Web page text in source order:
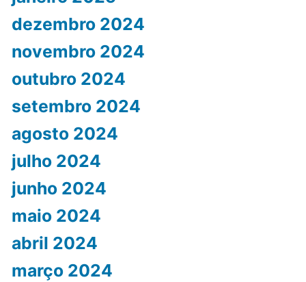
dezembro 2024
novembro 2024
outubro 2024
setembro 2024
agosto 2024
julho 2024
junho 2024
maio 2024
abril 2024
março 2024